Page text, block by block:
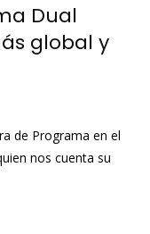
Dual
global y
de Programa en el
nos cuenta su